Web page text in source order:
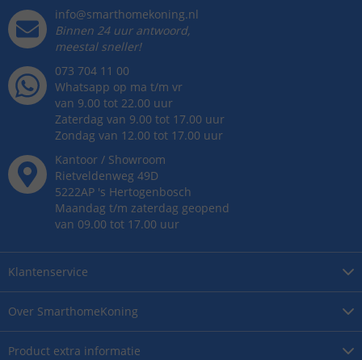
Over SmarthomeKoning
Product extra informatie
Klantenservice
info@smarthomekoning.nl
Binnen 24 uur antwoord,
meestal sneller!
073 704 11 00
Whatsapp op ma t/m vr
van 9.00 tot 22.00 uur
Zaterdag van 9.00 tot 17.00 uur
Zondag van 12.00 tot 17.00 uur
Kantoor / Showroom
Rietveldenweg 49D
5222AP 's Hertogenbosch
Maandag t/m zaterdag geopend
van 09.00 tot 17.00 uur